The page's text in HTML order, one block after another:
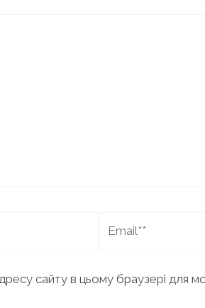
сайту в цьому браузері для